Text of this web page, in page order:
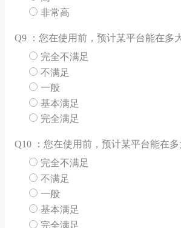
非常高
Q9 ：您在使用前，预计某平台能在多
完全不满足
不满足
一般
基本满足
完全满足
Q10 ：您在使用前，预计某平台能在
完全不满足
不满足
一般
基本满足
完全满足